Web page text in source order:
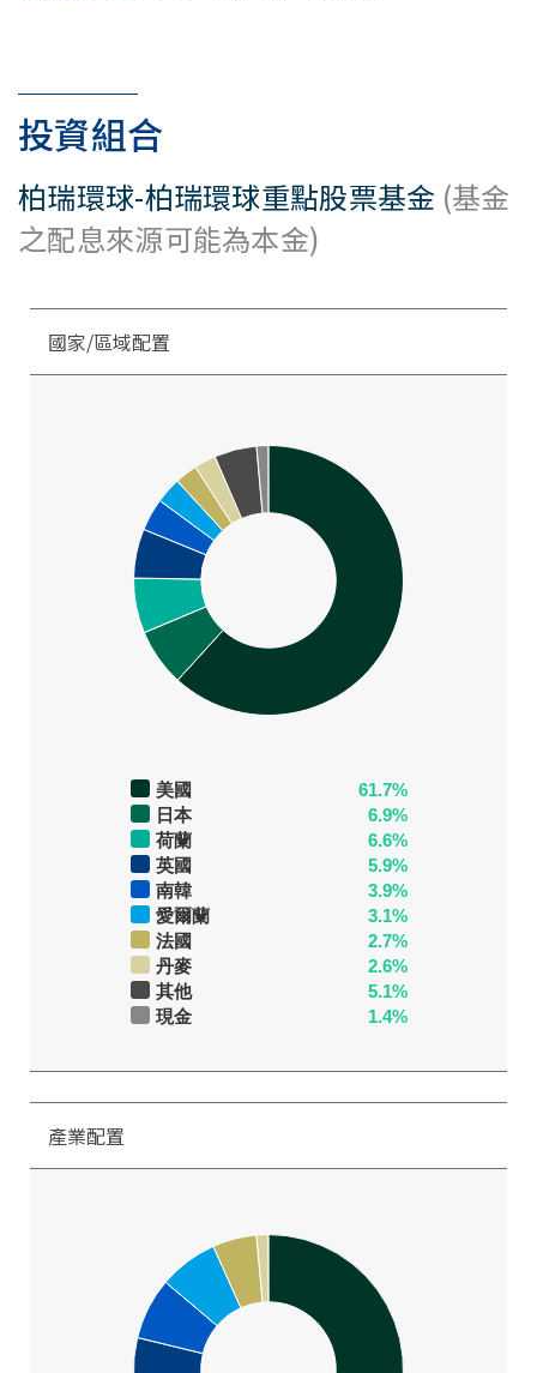
投資組合
柏瑞環球-柏瑞環球重點股票基金 (基金
之配息來源可能為本金)
國家/區域配置
美國
61.7%
日本
6.9%
荷蘭
6.6%
英國
5.9%
南韓
3.9%
愛爾蘭
3.1%
法國
2.7%
丹麥
2.6%
其他
5.1%
現金
1.4%
產業配置